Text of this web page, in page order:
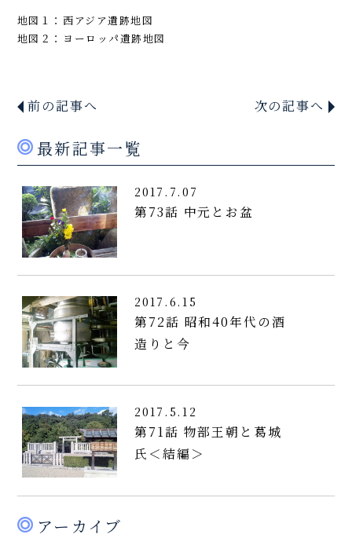
地図１：西アジア遺跡地図
地図２：ヨーロッパ遺跡地図
前の記事へ 次の記事へ
最新記事一覧
2017.7.07
第73話 中元とお盆
2017.6.15
第72話 昭和40年代の酒
造りと今
2017.5.12
第71話 物部王朝と葛城
氏＜結編＞
アーカイブ